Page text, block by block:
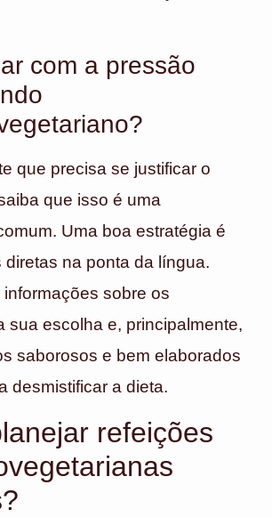
com a pressão
que precisa se justificar o
que isso é uma
Uma boa estratégia é
diretas na ponta da língua.
informações sobre os
sua escolha e, principalmente,
saborosos e bem elaborados
desmistificar a dieta.
refeições